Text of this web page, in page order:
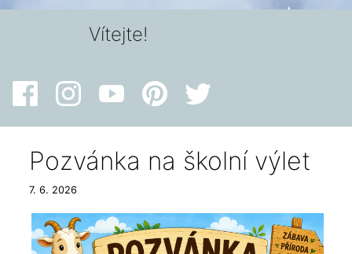
Vítejte!
Pozvánka na školní výlet
7. 6. 2026